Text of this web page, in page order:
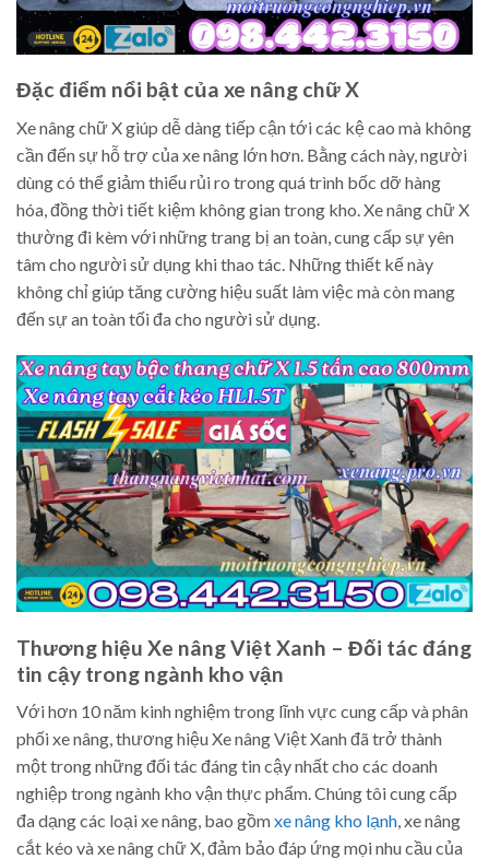
Đặc điểm nổi bật của xe nâng chữ X
Xe nâng chữ X giúp dễ dàng tiếp cận tới các kệ cao mà không
cần đến sự hỗ trợ của xe nâng lớn hơn. Bằng cách này, người
dùng có thể giảm thiểu rủi ro trong quá trình bốc dỡ hàng
hóa, đồng thời tiết kiệm không gian trong kho. Xe nâng chữ X
thường đi kèm với những trang bị an toàn, cung cấp sự yên
tâm cho người sử dụng khi thao tác. Những thiết kế này
không chỉ giúp tăng cường hiệu suất làm việc mà còn mang
đến sự an toàn tối đa cho người sử dụng.
Thương hiệu Xe nâng Việt Xanh – Đối tác đáng
tin cậy trong ngành kho vận
Với hơn 10 năm kinh nghiệm trong lĩnh vực cung cấp và phân
phối xe nâng, thương hiệu Xe nâng Việt Xanh đã trở thành
một trong những đối tác đáng tin cậy nhất cho các doanh
nghiệp trong ngành kho vận thực phẩm. Chúng tôi cung cấp
đa dạng các loại xe nâng, bao gồmxe nâng kho lạnh, xe nâng
cắt kéo và xe nâng chữ X, đảm bảo đáp ứng mọi nhu cầu của